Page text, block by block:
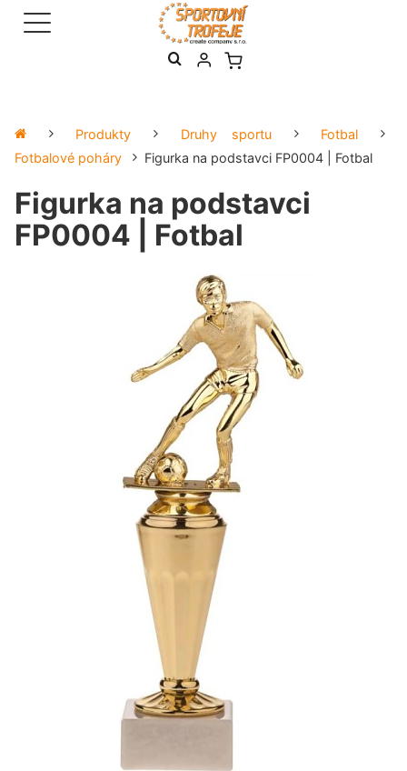
Produkty Druhy sportu
Fotbal
Fotbalové poháry
Figurka na podstavci FP0004 | Fotbal
Figurka na podstavci
FP0004 | Fotbal